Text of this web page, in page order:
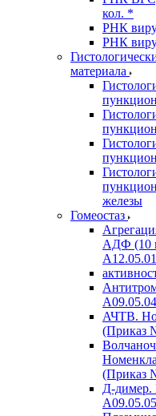
кол. *
РНК
РНК
материала
железы
Гомеостаз
АДФ (10
АЧТВ.
(Приказ
(Приказ
Д-димер.